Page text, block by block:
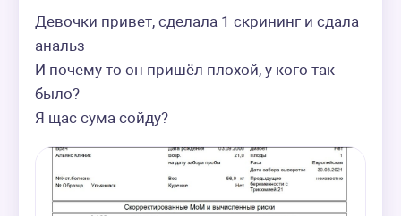
Девочки привет, сделала 1 скрининг и сдала
анальз
И почему то он пришёл плохой, у кого так
было?
Я щас сума сойду?